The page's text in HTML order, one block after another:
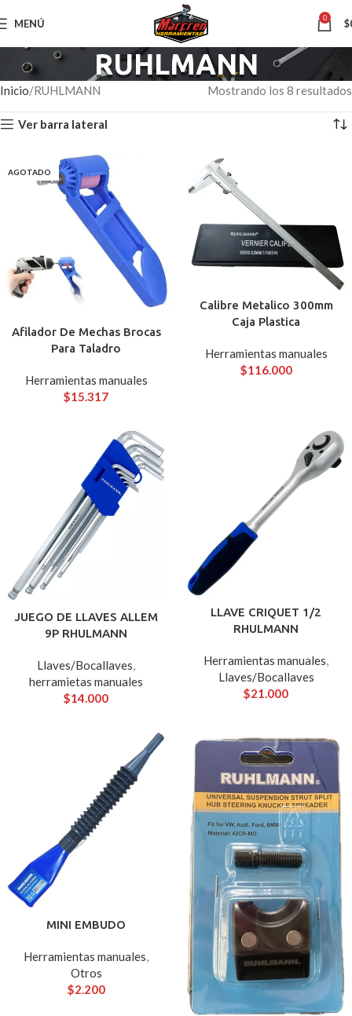
MENÚ 0 $
RUHLMANN
Inicio RUHLMANN Mostrando los 8 resultados
Ver barra lateral
AGOTADO
Afilador De Mechas Brocas
Para Taladro
Herramientas manuales
$15.317
Calibre Metalico 300mm
Caja Plastica
Herramientas manuales
$116.000
JUEGO DE LLAVES ALLEM
9P RHULMANN
Llaves/Bocallaves,
herramietas manuales
$14.000
LLAVE CRIQUET 1/2
RHULMANN
Herramientas manuales,
Llaves/Bocallaves
$21.000
MINI EMBUDO
Herramientas manuales,
Otros
$2.200